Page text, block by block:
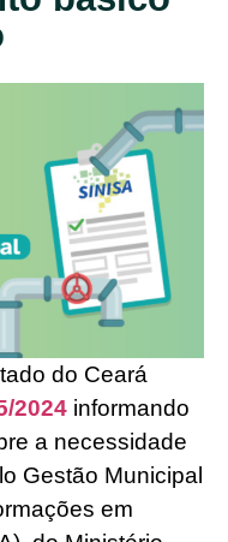
do Ceará
2024 informando
a necessidade
Gestão Municipal
em